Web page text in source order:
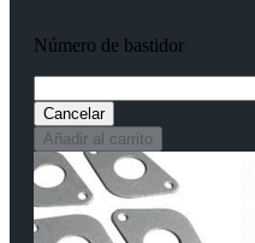
Número de bastidor
Cancelar
Añadir al carrito